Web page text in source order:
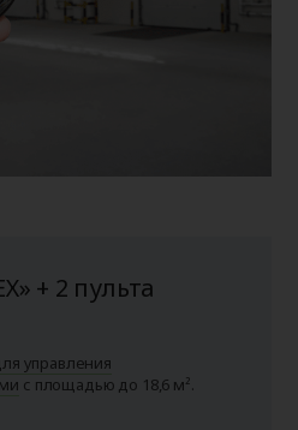
+ 2 пульта
управления
с площадью до 18,6 м².